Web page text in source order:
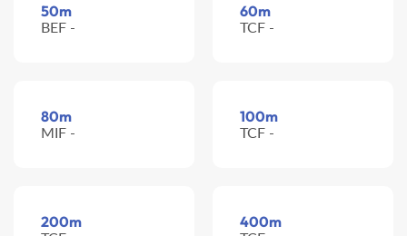
50m
BEF -
60m
TCF -
80m
MIF -
100m
TCF -
200m 400m